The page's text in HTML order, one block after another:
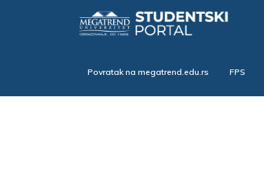
Povratak na megatrend.edu.rs FPS